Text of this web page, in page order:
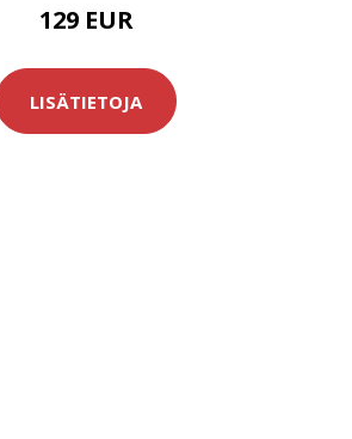
129 EUR
LISÄTIETOJA